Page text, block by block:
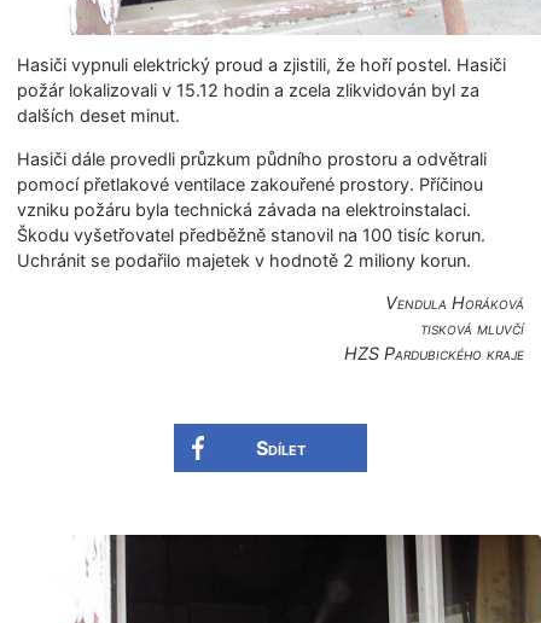
Hasiči vypnuli elektrický proud a zjistili, že hoří postel. Hasiči
požár lokalizovali v 15.12 hodin a zcela zlikvidován byl za
dalších deset minut.
Hasiči dále provedli průzkum půdního prostoru a odvětrali
pomocí přetlakové ventilace zakouřené prostory. Příčinou
vzniku požáru byla technická závada na elektroinstalaci.
Škodu vyšetřovatel předběžně stanovil na 100 tisíc korun.
Uchránit se podařilo majetek v hodnotě 2 miliony korun.
Vendula Horáková
tisková mluvčí
HZS Pardubického kraje
Sdílet